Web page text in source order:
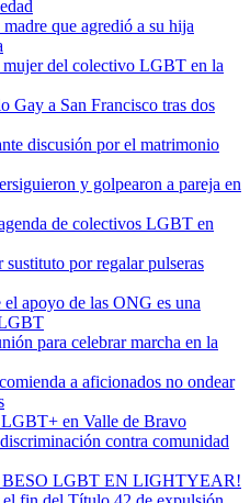
que agredió a su hija
del colectivo LGBT en la
Gay a San Francisco tras dos
discusión por el matrimonio
y golpearon a pareja en
de colectivos LGBT en
por regalar pulseras
apoyo de las ONG es una
para celebrar marcha en la
a aficionados no ondear
en Valle de Bravo
contra comunidad
LGBT EN LIGHTYEAR!